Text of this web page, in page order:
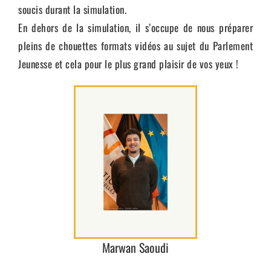
soucis durant la simulation.
En dehors de la simulation, il s’occupe de nous préparer
pleins de chouettes formats vidéos au sujet du Parlement
Jeunesse et cela pour le plus grand plaisir de vos yeux !
Marwan Saoudi